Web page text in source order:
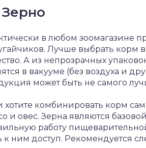
Зерно
в любом зоомагазине
Лучше выбрать корм
А из непрозрачных
в вакууме (без воздуха и
может быть не самого
хотите комбинировать корм
и овес. Зерна являются
работу
к ним доступ. Рекомендуется